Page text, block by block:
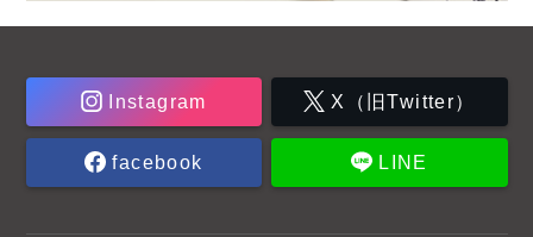
Instagram X（旧Twitter）
facebook LINE